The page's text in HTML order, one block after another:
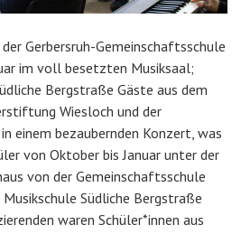
Gerbersruh-Gemeinschaftsschule
im voll besetzten Musiksaal;
Bergstraße Gäste aus dem
Wiesloch und der
einem bezaubernden Konzert, was
von Oktober bis Januar unter der
von der Gemeinschaftsschule
Südliche Bergstraße
waren Schüler*innen aus